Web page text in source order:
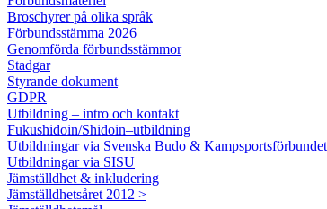
Broschyrer på olika språk
Förbundsstämma 2026
Genomförda förbundsstämmor
Stadgar
Styrande dokument
GDPR
Utbildning – intro och kontakt
Fukushidoin/Shidoin–utbildning
Utbildningar via Svenska Budo & Kampsportsförbundet
Utbildningar via SISU
Jämställdhet & inkludering
Jämställdhetsåret 2012 >